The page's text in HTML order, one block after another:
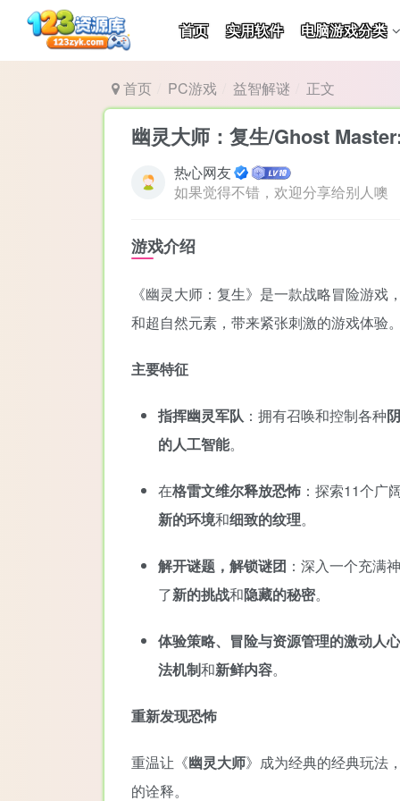
首页 实用软件 电脑游戏分类
首页 PC游戏 益智解谜 正文
幽灵大师：复生/Ghost
热心网友
如果觉得不错，欢迎分享给别人噢
游戏介绍
《幽灵大师：复生》是一款战略冒险游
和超自然元素，带来紧张刺激的游戏体验
主要特征
指挥幽灵军队 ：拥有召唤和控制各种
的人工智能。
在格雷文维尔释放恐怖 ：探索11个广
新的环境和细致的纹理。
解开谜题，解锁谜团 ：深入一个充满
了新的挑战和隐藏的秘密。
体验策略、冒险与资源管理的激动人
法机制和新鲜内容。
重新发现恐怖
重温让《幽灵大师》成为经典的经典玩法
的诠释。